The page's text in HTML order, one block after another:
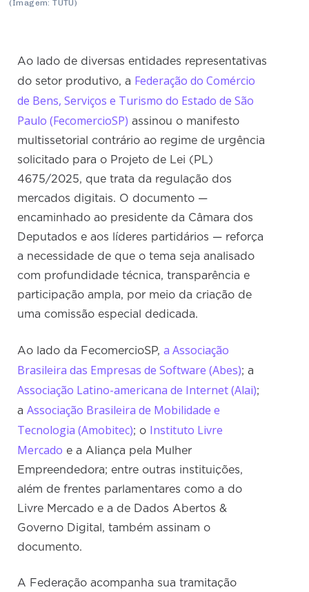
(Imagem: TUTU)
Ao lado de diversas entidades representativas
do setor produtivo, a Federação do Comércio
de Bens, Serviços e Turismo do Estado de São
Paulo (FecomercioSP) assinou o manifesto
multissetorial contrário ao regime de urgência
solicitado para o Projeto de Lei (PL)
4675/2025, que trata da regulação dos
mercados digitais. O documento —
encaminhado ao presidente da Câmara dos
Deputados e aos líderes partidários — reforça
a necessidade de que o tema seja analisado
com profundidade técnica, transparência e
participação ampla, por meio da criação de
uma comissão especial dedicada.
Ao lado da FecomercioSP,a Associação
Brasileira das Empresas de Software (Abes); a
Associação Latino-americana de Internet (Alai);
aAssociação Brasileira de Mobilidade e
Tecnologia (Amobitec); o Instituto Livre
Mercado e a Aliança pela Mulher
Empreendedora; entre outras instituições,
além de frentes parlamentares como a do
Livre Mercado e a de Dados Abertos &
Governo Digital, também assinam o
documento.
A Federação acompanha sua tramitação